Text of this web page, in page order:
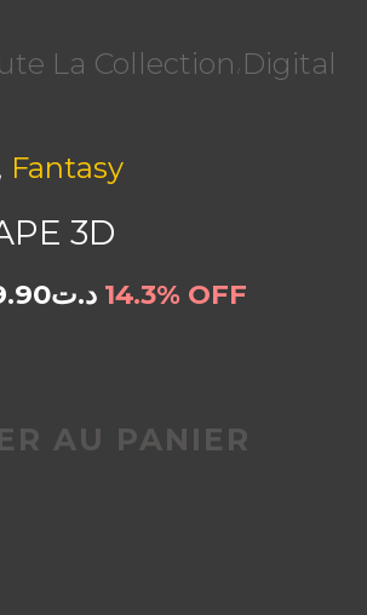
La Collection /
Digital
Fantasy
3D
د.ت 14.3% OFF
AU PANIER